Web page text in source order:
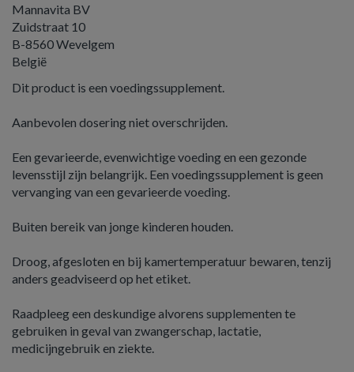
Mannavita BV
Zuidstraat 10
B-8560 Wevelgem
België
Dit product is een voedingssupplement.
Aanbevolen dosering niet overschrijden.
Een gevarieerde, evenwichtige voeding en een gezonde
levensstijl zijn belangrijk. Een voedingssupplement is geen
vervanging van een gevarieerde voeding.
Buiten bereik van jonge kinderen houden.
Droog, afgesloten en bij kamertemperatuur bewaren, tenzij
anders geadviseerd op het etiket.
Raadpleeg een deskundige alvorens supplementen te
gebruiken in geval van zwangerschap, lactatie,
medicijngebruik en ziekte.